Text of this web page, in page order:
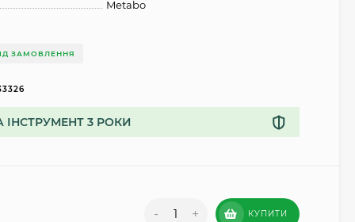
Metabo
ЗАМОВЛЕННЯ
ІНСТРУМЕНТ 3 РОКИ
- + КУПИТИ